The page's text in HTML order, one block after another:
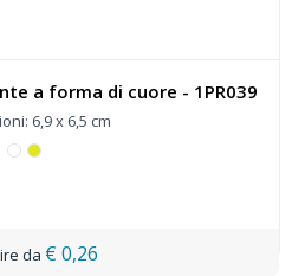
a forma di cuore - 1PR039
6,9 x 6,5 cm
€ 0,26